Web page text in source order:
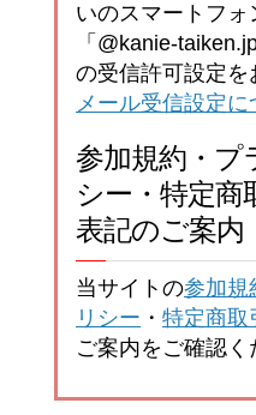
いのスマートフ
「@kanie-
の受信許可設定を
メール受信設定に
参加規約・プ
シー・特定商
表記のご案内
当サイトの参加規
リシー ・ 特定商取
ご案内をご確認く